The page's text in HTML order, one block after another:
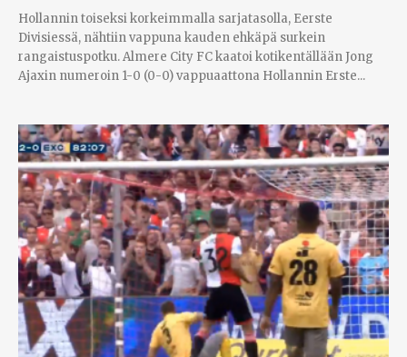
Hollannin toiseksi korkeimmalla sarjatasolla, Eerste
Divisiessä, nähtiin vappuna kauden ehkäpä surkein
rangaistuspotku. Almere City FC kaatoi kotikentällään Jong
Ajaxin numeroin 1-0 (0-0) vappuaattona Hollannin Erste...